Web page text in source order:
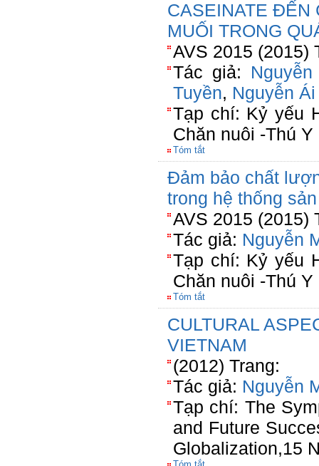
CASEINATE ĐẾN
MUỐI TRONG
AVS 2015 (2015)
Tác giả:
Tuyền, Nguyễn
Tạp chí: Kỷ yếu
Chăn nuôi -Thú Y
Tóm tắt
Đảm bảo chất
trong hệ thống
AVS 2015 (2015)
Tác giả: Nguyễn
Tạp chí: Kỷ yếu
Chăn nuôi -Thú Y
Tóm tắt
CULTURAL
VIETNAM
(2012) Trang:
Tác giả: Nguyễn
Tạp chí: The
and Future
Globalization,15